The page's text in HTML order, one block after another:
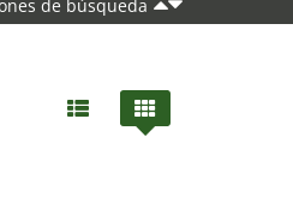
de búsqueda